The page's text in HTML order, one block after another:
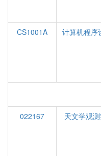
CS1001A
计算机程序
022167 天文学观